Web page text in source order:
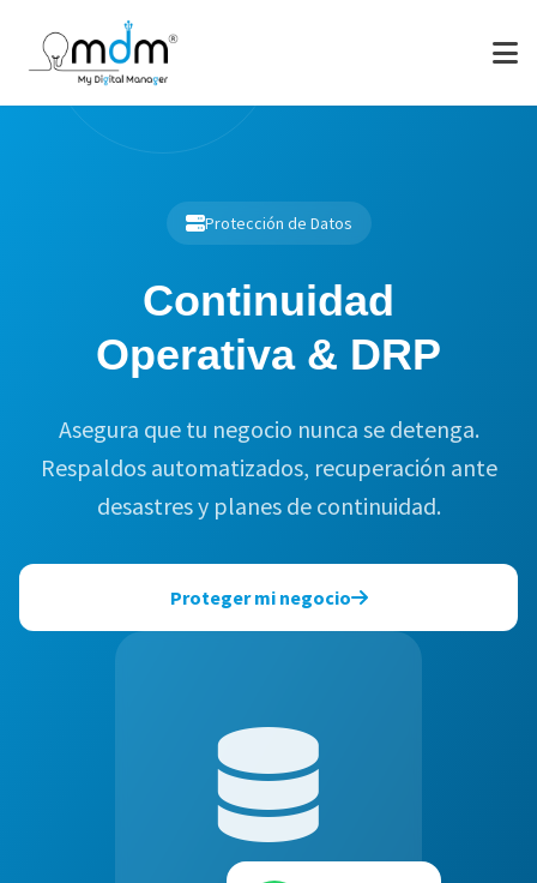
Protección de Datos
Continuidad
Operativa & DRP
Asegura que tu negocio nunca se detenga.
Respaldos automatizados, recuperación ante
desastres y planes de continuidad.
Proteger mi negocio